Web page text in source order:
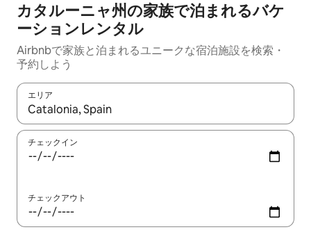
カタルーニャ州の家族で泊まれるバケ
ーションレンタル
Airbnbで家族と泊まれるユニークな宿泊施設を検索・
予約しよう
エリア
検索結果が表示されたら、上下の矢印キーを使って移動するか
チェックイン
チェックアウト